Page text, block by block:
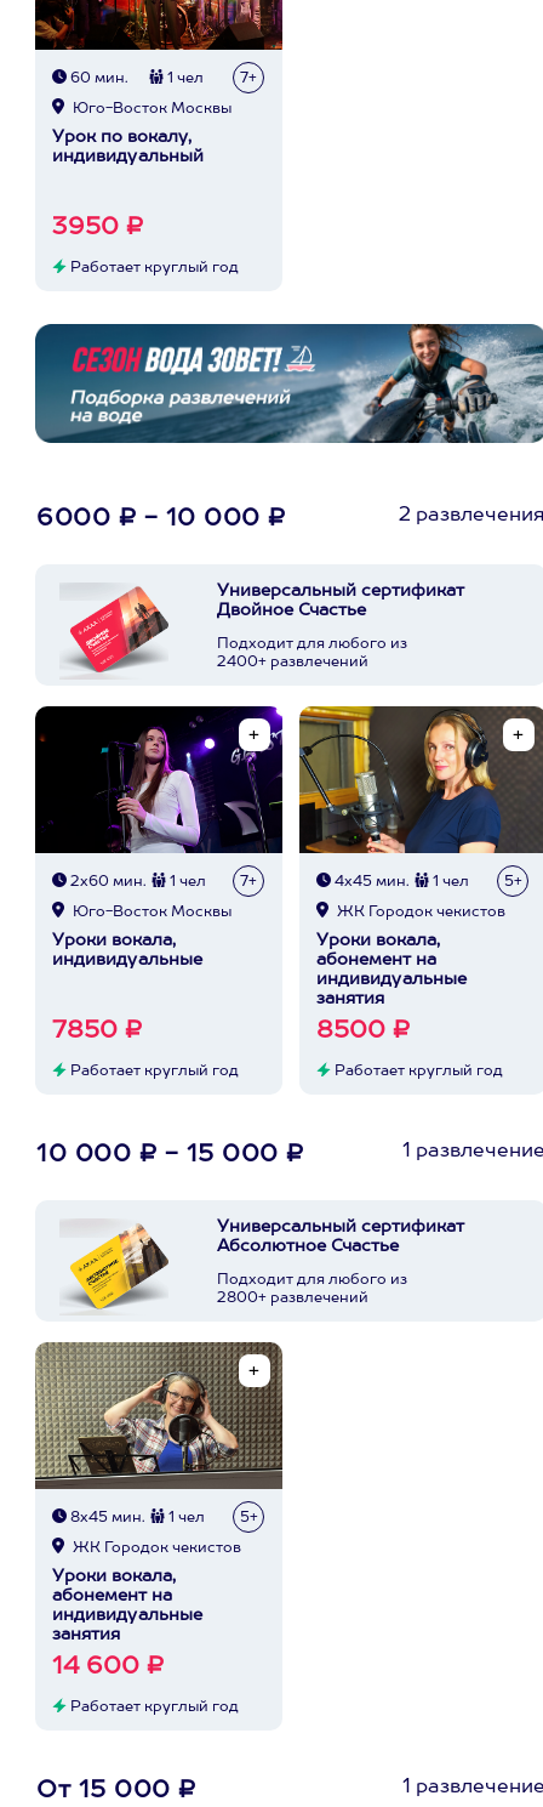
60 мин. 1 чел 7+
Юго-Восток Москвы
Урок по вокалу,
индивидуальный
3950 ₽
Работает круглый год
6000 ₽ - 10 000 ₽ 2
Универсальный сертификат
Двойное Счастье
Подходит для любого из
2400+ развлечений
2х60 мин. 1 чел 7+
Юго-Восток Москвы
Уроки вокала,
индивидуальные
7850 ₽
Работает круглый год
4х45 мин. 1 чел 5+
ЖК Городок чекистов
Уроки вокала,
абонемент на
индивидуальные
занятия
8500 ₽
Работает круглый год
10 000 ₽ - 15 000 ₽ 1
Универсальный сертификат
Абсолютное Счастье
Подходит для любого из
2800+ развлечений
8х45 мин. 1 чел 5+
ЖК Городок чекистов
Уроки вокала,
абонемент на
индивидуальные
занятия
14 600 ₽
Работает круглый год
От 15 000 ₽ 1